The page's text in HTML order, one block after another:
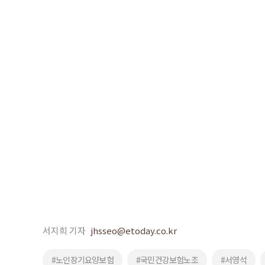
서지희 기자 jhsseo@etoday.co.kr
#노인장기요양보험 #국민건강보험노조 #서영석